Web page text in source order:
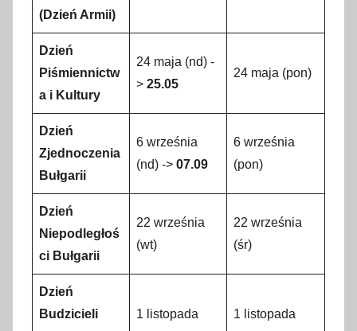
(Dzień Armii)
Dzień
Piśmiennictw
a i Kultury
24 maja (nd) -
> 25.05
24 maja (pon)
Dzień
Zjednoczenia
Bułgarii
6 września
(nd) -> 07.09
6 września
(pon)
Dzień
Niepodległoś
ci Bułgarii
22 września
(wt)
22 września
(śr)
Dzień
Budzicieli
1 listopada
1 listopada